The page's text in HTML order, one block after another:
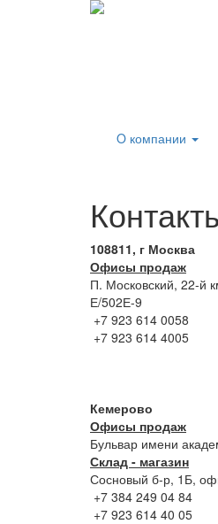
O компании
108811, г Москва
Офисы продаж
П. Московский, 22-
Е/502Е-9
+7 923 614 0058
+7 923 614 4005
Кемерово
Офисы продаж
Бульвар имени
Склад - магазин
Сосновый б-р, 1Б,
+7 384 249 04 84
+7 923 614 40 05